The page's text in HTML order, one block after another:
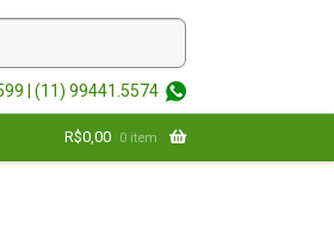
| (11) 99441.5574
R$0,00 0 item